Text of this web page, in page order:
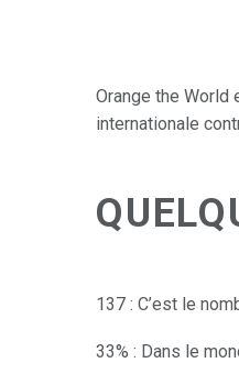
Orange the World
internationale
137 : C’est le
33% : Dans le